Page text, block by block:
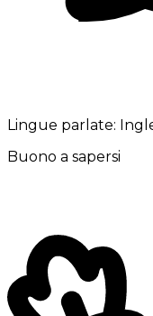
Lingue parlate:
Buono a sapersi